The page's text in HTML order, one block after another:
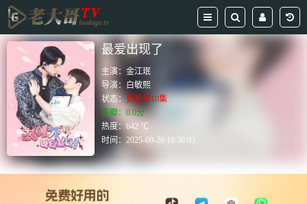
最爱出现了
主演：金江珉
导演：
白敏熙
状态：更新第10集
豆瓣：0.0分
热度：642 ℃
时间：2025-09-26 16:30:03